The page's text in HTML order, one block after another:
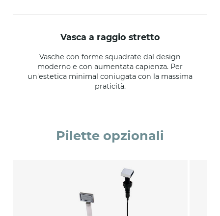
vasca a raggio stretto
Vasche con forme squadrate dal design
moderno e con aumentata capienza. Per
un'estetica minimal coniugata con la massima
praticità.
Pilette opzionali